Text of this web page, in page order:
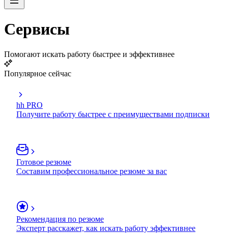
Сервисы
Помогают искать работу быстрее и эффективнее
Популярное сейчас
hh PRO
Получите работу быстрее с преимуществами подписки
Готовое резюме
Составим профессиональное резюме за вас
Рекомендация по резюме
Эксперт расскажет, как искать работу эффективнее